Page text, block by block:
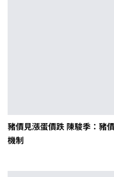
豬價見漲蛋價跌 陳駿季：豬
機制